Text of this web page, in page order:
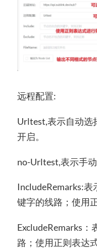
远程配置:
Urltest,表示自动选
开启。
no-Urltest,表示手动
IncludeRemarks:
键字的线路；使用
ExcludeRemarks
路；使用正则表达